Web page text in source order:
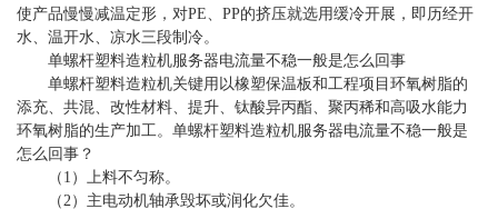
使产品慢慢减温定形，对PE、PP的挤压就选用缓冷开展，即历经开
水、温开水、凉水三段制冷。
单螺杆塑料造粒机服务器电流量不稳一般是怎么回事
单螺杆塑料造粒机关键用以橡塑保温板和工程项目环氧树脂的
添充、共混、改性材料、提升、钛酸异丙酯、聚丙稀和高吸水能力
环氧树脂的生产加工。单螺杆塑料造粒机服务器电流量不稳一般是
怎么回事？
（1）上料不匀称。
（2）主电动机轴承毁坏或润化欠佳。